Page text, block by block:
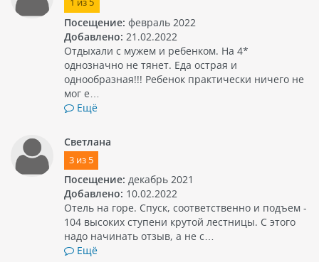
1 из 5
Посещение: февраль 2022
Добавлено: 21.02.2022
Отдыхали с мужем и ребенком. На 4*
однозначно не тянет. Еда острая и
однообразная!!! Ребенок практически ничего не
мог е…
Ещё
Светлана
3из 5
Посещение: декабрь 2021
Добавлено: 10.02.2022
Отель на горе. Спуск, соответственно и подъем -
104 высоких ступени крутой лестницы. С этого
надо начинать отзыв, а не с…
Ещё